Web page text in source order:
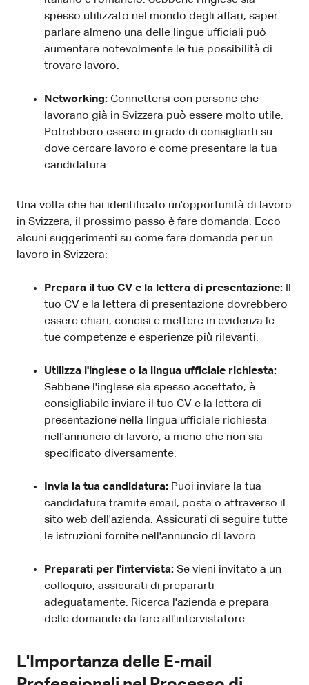
spesso utilizzato nel mondo degli affari, saper
parlare almeno una delle lingue ufficiali può
aumentare notevolmente le tue possibilità di
trovare lavoro.
Networking: Connettersi con persone che
lavorano già in Svizzera può essere molto utile.
Potrebbero essere in grado di consigliarti su
dove cercare lavoro e come presentare la tua
candidatura.
Una volta che hai identificato un'opportunità di lavoro
in Svizzera, il prossimo passo è fare domanda. Ecco
alcuni suggerimenti su come fare domanda per un
lavoro in Svizzera:
Prepara il tuo CV e la lettera di presentazione:
tuo CV e la lettera di presentazione dovrebbero
essere chiari, concisi e mettere in evidenza le
tue competenze e esperienze più rilevanti.
Utilizza l'inglese o la lingua ufficiale richiesta:
Sebbene l'inglese sia spesso accettato, è
consigliabile inviare il tuo CV e la lettera di
presentazione nella lingua ufficiale richiesta
nell'annuncio di lavoro, a meno che non sia
specificato diversamente.
Invia la tua candidatura: Puoi inviare la tua
candidatura tramite email, posta o attraverso il
sito web dell'azienda. Assicurati di seguire tutte
le istruzioni fornite nell'annuncio di lavoro.
Preparati per l'intervista: Se vieni invitato a un
colloquio, assicurati di prepararti
adeguatamente. Ricerca l'azienda e prepara
delle domande da fare all'intervistatore.
L'Importanza delle E-mail